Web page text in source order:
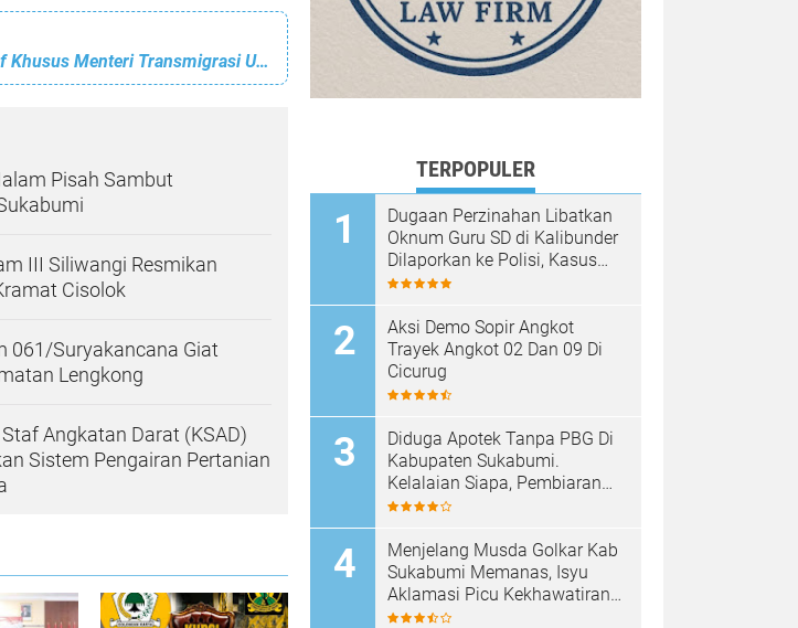
Sekda Kab Sukabumi Terima Kunker Staf Khusus Menteri Transmigrasi Untuk Penyerahan Sertipikat Hak Milik (SHM) Transmigrasi Lokal Kabupaten Sukabumi
Pisah Sambut
III Siliwangi Resmikan
Cisolok
061/Suryakancana Giat
Lengkong
Angkatan Darat (KSAD)
Sistem Pengairan Pertanian
TERPOPULER
Dugaan Perzinahan Libatkan
Oknum Guru SD di Kalibunder
Dilaporkan ke Polisi, Kasus
Ditangani Satreskrim Polres
Aksi Demo Sopir Angkot
Trayek Angkot 02 Dan 09 Di
Cicurug
Diduga Apotek Tanpa PBG Di
Kabupaten Sukabumi.
Kelalaian Siapa, Pembiaran
Siapa……?
Menjelang Musda Golkar Kab
Sukabumi Memanas, Isyu
Aklamasi Picu Kekhawatiran
Melemahnya Demokrasi